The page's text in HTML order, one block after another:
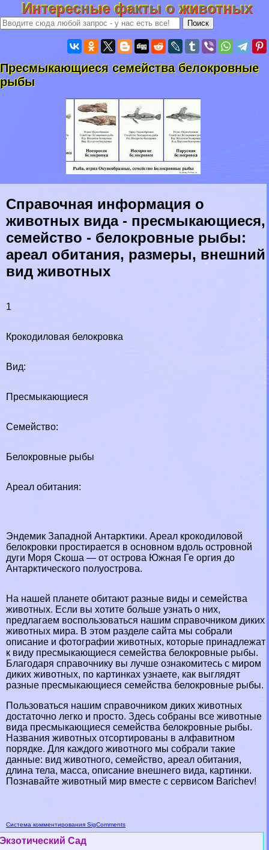
Интересные факты о животных
Пресмыкающиеся семейства белокровные
рыбы
Справочная информация о
животных вида - пресмыкающиеся,
семейство - белокровные рыбы:
ареал обитания, размеры, внешний
вид животных
1
Крокодиловая белокровка
Вид:
Пресмыкающиеся
Семейство:
Белокровные рыбы
Ареал обитания:
Эндемик Западной Антарктики. Ареал крокодиловой
белокровки простирается в основном вдоль островной
дуги Моря Скоша — от острова Южная Ге opгия до
Антарктического полуострова.
На нашей планете обитают разные виды и семейства
животных. Если вы хотите больше узнать о них,
предлагаем воспользоваться нашим справочником диких
животных мира. В этом разделе сайта мы собрали
описание и фотографии животных, которые принадлежат
к виду пресмыкающиеся семейства белокровные рыбы.
Благодаря справочнику вы лучше ознакомитесь с миром
диких животных, по картинках узнаете, как выглядят
разные пресмыкающиеся семейства белокровные рыбы.
Пользоваться нашим справочником диких животных
достаточно легко и просто. Здесь собраны все животные
вида пресмыкающиеся семейства белокровные рыбы.
Названия животных отсортированы в алфавитном
порядке. Для каждого животного мы собрали такие
данные: вид животного, семейство, ареал обитания,
длина тела, масса, описание внешнего вида, картинки.
Познавайте животный мир вместе с сервисом Barichev!
Система комментирования SigComments
Экзотический Сад